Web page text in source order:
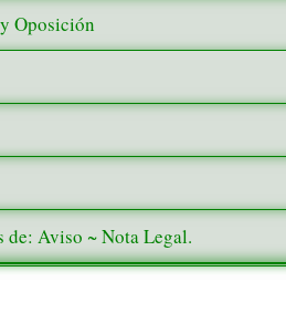
Oposición
Aviso ~ Nota Legal.